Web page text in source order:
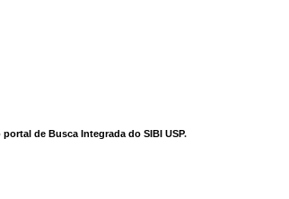
portal de Busca Integrada do SIBI USP.